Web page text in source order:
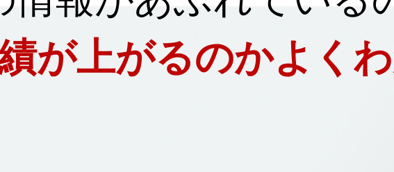
が上がるのかよく